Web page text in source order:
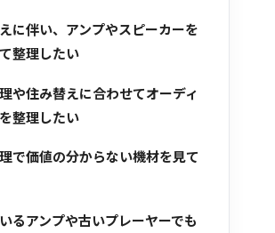
に伴い、アンプやスピーカーを
整理したい
や住み替えに合わせてオーディ
整理したい
で価値の分からない機材を見て
るアンプや古いプレーヤーでも